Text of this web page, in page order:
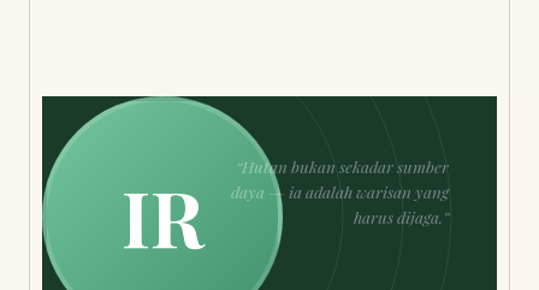
IR
“Hutan bukan sekadar sumber
daya — ia adalah warisan yang
harus dijaga.”